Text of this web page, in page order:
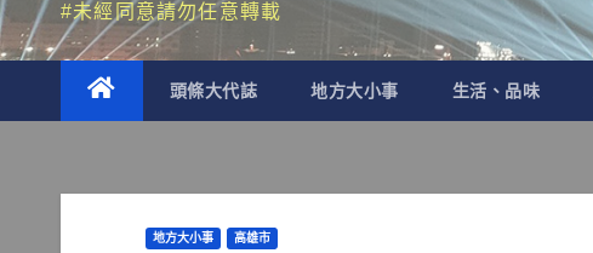
#未經同意請勿任意轉載
頭條大代誌 地方大小事 生活、品味
地方大小事 高雄市